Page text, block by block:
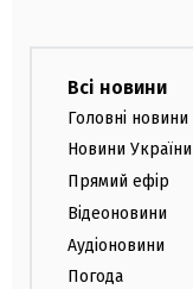
Всі новини
Головні новини
Новини України
Прямий ефір
Відеоновини
Аудіоновини
Погода